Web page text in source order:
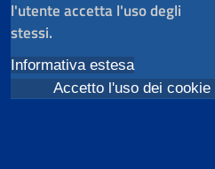
l'utente accetta l'uso degli
stessi.
Informativa estesa
Accetto l'uso dei cookie